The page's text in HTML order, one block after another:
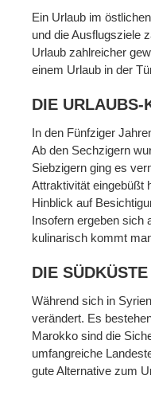
Ein Urlaub im
und die Ausflugsziele
Urlaub zahlreicher
einem Urlaub in der
DIE URLAUBS-
In den Fünfziger
Ab den Sechzigern
Siebzigern ging es
Attraktivität eingebüßt
Hinblick auf
Insofern ergeben sich
kulinarisch kommt
DIE
Während sich in
verändert. Es
Marokko sind die
umfangreiche
gute Alternative zum